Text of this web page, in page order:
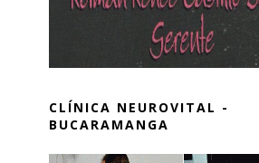
CLÍNICA NEUROVITAL -
BUCARAMANGA